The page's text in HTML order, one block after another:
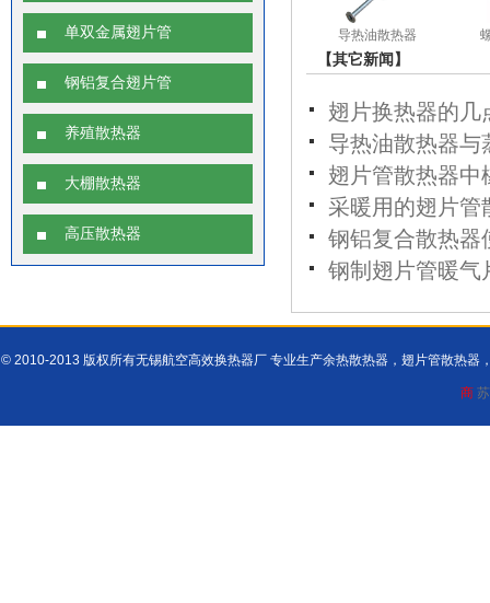
单双金属翅片管
钢铝复合翅片管
养殖散热器
大棚散热器
高压散热器
导热油散热器
【其它新闻】
翅片换热器的几
导热油散热器与
翅片管散热器中
采暖用的翅片管
钢铝复合散热器
钢制翅片管暖气
© 2010-2013 版权所有无锡航空高效换热器厂 专业生产余热散热器，翅片管散热器
商